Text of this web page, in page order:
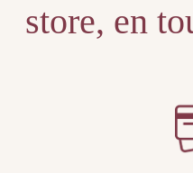
store, en